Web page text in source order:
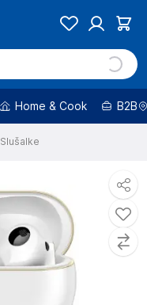
Home & Cook B2B
Slušalke